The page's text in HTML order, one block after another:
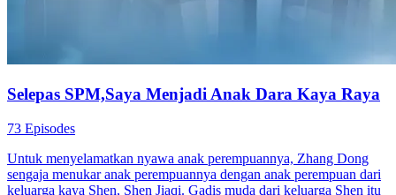
Identiti RahsiaBalas Dendam